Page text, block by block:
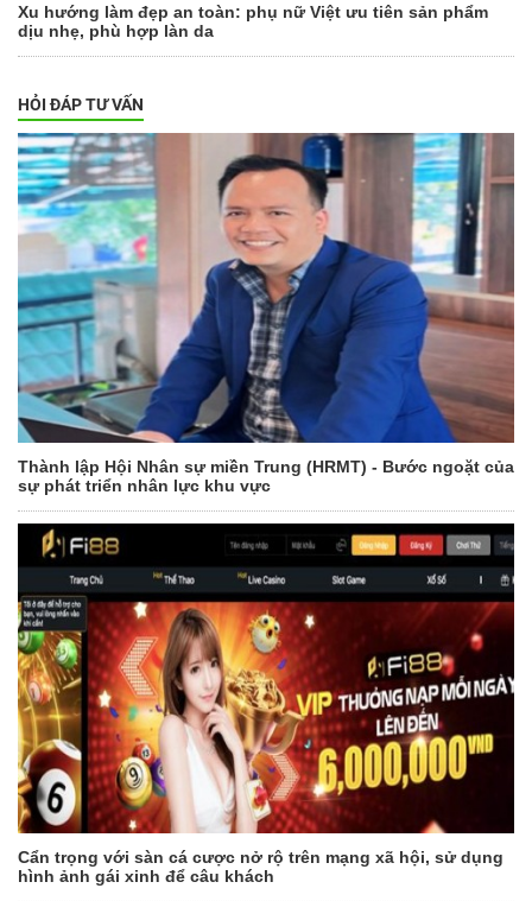
Xu hướng làm đẹp an toàn: phụ nữ Việt ưu tiên sản phẩm
dịu nhẹ, phù hợp làn da
HỎI ĐÁP TƯ VẤN
Thành lập Hội Nhân sự miền Trung (HRMT) - Bước ngoặt của
sự phát triển nhân lực khu vực
Cẩn trọng với sàn cá cược nở rộ trên mạng xã hội, sử dụng
hình ảnh gái xinh để câu khách